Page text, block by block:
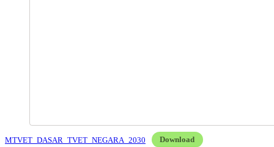
MTVET_DASAR_TVET_NEGARA_2030 Download